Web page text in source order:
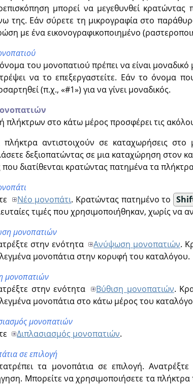
μπορεί να μεγεθυνθεί
της. Εάν σύρετε τη μικρογραφία στο
με ένα εικονογραφικοποιημένο
του μονοπατιού πρέπει να είναι
να το επεξεργαστείτε. Εάν το όνομα
(π.χ.,«#1») για να γίνει μοναδικός.
πλήκτρων στο κάτω μέρος προσφέρει τις
αντιστοιχούν σε καταχωρήσεις
δεξιοπατώντας σε μια καταχώρηση στον
που διατίθενται κρατώντας πατημένα τα
Νέο μονοπάτι. Κρατώντας πατημένο το
τιμές που χρησιμοποιήθηκαν, χωρίς να
μονοπατιών
στην ενότητα
Ανύψωση μονοπατιών.
μονοπάτια στην κορυφή του καταλόγου.
μονοπατιών
στην ενότητα
Βύθιση μονοπατιών.
μονοπάτια στο κάτω μέρος του
μονοπατιών
Διπλασιασμός μονοπατιών.
σε επιλογή
τα μονοπάτια σε επιλογή. Ανατρέξτε
Μπορείτε να χρησιμοποιήσετε τα